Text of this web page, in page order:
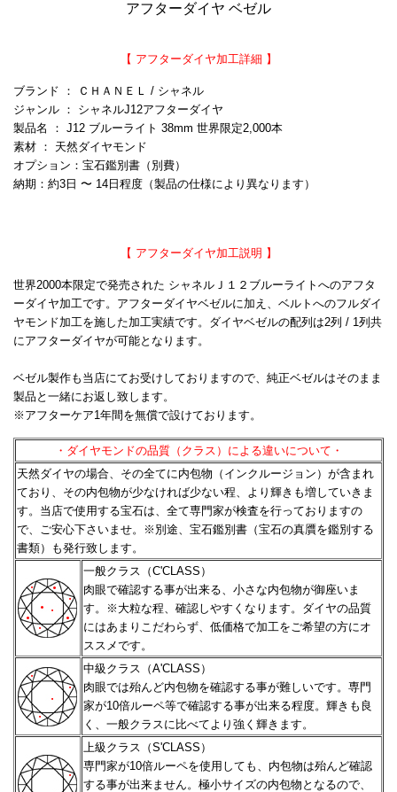
アフターダイヤ ベゼル
【 アフターダイヤ加工詳細 】
ブランド ： ＣＨＡＮＥＬ / シャネル
ジャンル ： シャネルJ12アフターダイヤ
製品名 ： J12 ブルーライト 38mm 世界限定2,000本
素材 ： 天然ダイヤモンド
オプション：宝石鑑別書（別費）
納期：約3日 〜 14日程度（製品の仕様により異なります）
【 アフターダイヤ加工説明 】
世界2000本限定で発売された シャネルＪ１２ブルーライトへのアフタ
ーダイヤ加工です。アフターダイヤベゼルに加え、ベルトへのフルダイ
ヤモンド加工を施した加工実績です。ダイヤベゼルの配列は2列 / 1列共
にアフターダイヤが可能となります。
ベゼル製作も当店にてお受けしておりますので、純正ベゼルはそのまま
製品と一緒にお返し致します。
※アフターケア1年間を無償で設けております。
・ダイヤモンドの品質（クラス）による違いについて・
天然ダイヤの場合、その全てに内包物（インクルージョン）が含まれ
ており、その内包物が少なければ少ない程、 より輝きも増していきま
す。当店で使用する宝石は、全て専門家が検査を行っておりますの
で、ご安心下さいませ。
※別途、宝石鑑別書（宝石の真贋を鑑別する
書類）も発行致します。
一般クラス（C'CLASS）
肉眼で確認する事が出来る、小さな内包物が御座いま
す。※大粒な程、確認しやすくなります。 ダイヤの品質
にはあまりこだわらず、低価格で加工をご希望の方にオ
ススメです。
中級クラス（A'CLASS）
肉眼では殆んど内包物を確認する事が難しいです。専門
家が10倍ルーペ等で確認する事が出来る程度。 輝きも良
く、一般クラスに比べてより強く輝きます。
上級クラス（S'CLASS）
専門家が10倍ルーペを使用しても、内包物は殆んど確認
する事が出来ません。極小サイズの内包物となるので、